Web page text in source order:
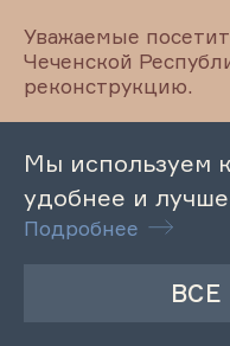
Мероприятие
имени
18.09.2023
Музейный
Уважаемые
Чеченской
реконструкцию.
Мы используем
удобнее и
Подробнее